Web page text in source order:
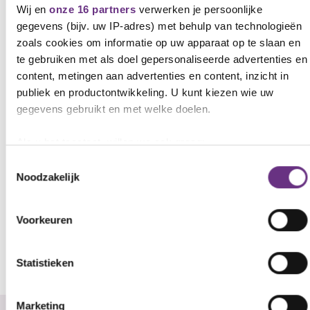
Wij en onze 16 partnersverwerken je persoonlijke
gegevens (bijv. uw IP-adres) met behulp van technologieën
zoals cookies om informatie op uw apparaat op te slaan en
te gebruiken met als doel gepersonaliseerde advertenties en
content, metingen aan advertenties en content, inzicht in
publiek en productontwikkeling. U kunt kiezen wie uw
gegevens gebruikt en met welke doelen.
Als u het toestaat, willen we ook graag:
die tot een paar meter nauwkeurig kan zijn
Lees meer over hoe uw persoonlijke gegevens worden
kunt uw toestemming op elk moment wijzigen of intrekken in
Noodzakelijk
Voorkeuren
Statistieken
Marketing
Graag tot 19 april!
Tristan Westra
Onderhandelaar CNV Vakmensen
M06 4845 6854
E t.westra@cnvvakmensen.nl
Downloads
Stel hier je vraag aan de onderhandelaar